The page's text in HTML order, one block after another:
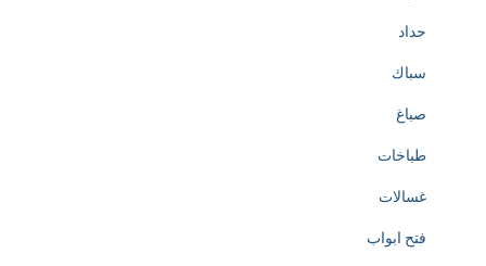
حداد
سباك
صباغ
طباخات
غسالات
فتح ابواب